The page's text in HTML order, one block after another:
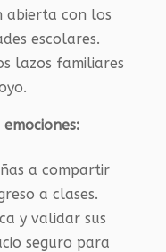
abierta con los
escolares.
lazos familiares
a compartir
a clases.
y validar sus
seguro para